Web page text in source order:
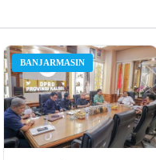
BANJARMASIN